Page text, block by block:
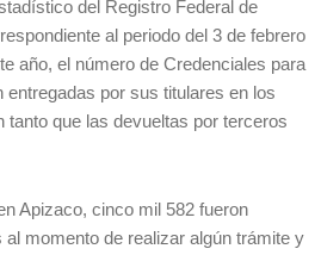
del Registro Federal de
al periodo del 3 de febrero
año, el número de Credenciales para
entregadas por sus titulares en los
tanto que las devueltas por terceros
Apizaco, cinco mil 582 fueron
momento de realizar algún trámite y